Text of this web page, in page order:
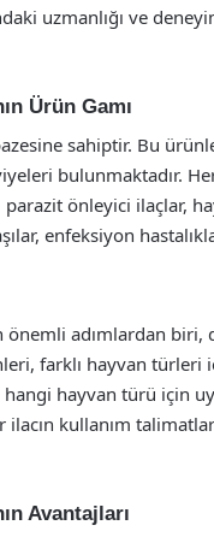
uzmanlığı ve
Ürün Gamı
sahiptir. Bu
bulunmaktadır.
önleyici ilaçlar,
enfeksiyon
önemli adımlardan
farklı hayvan
hayvan türü için
ilacın kullanım
Avantajları